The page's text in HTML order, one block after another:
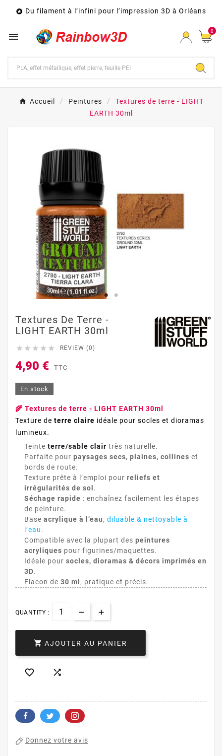
 Du filament à l’infini pour l’impression 3D à Orléans
 0
Accueil Peintures
Textures de terre - LIGHT
EARTH 30ml
Textures De Terre -
LIGHT EARTH 30ml
     REVIEW (0)
4,90 € TTC
En stock
🌾 Textures de terre - LIGHT EARTH 30ml
Texture de terre claire idéale pour socles et dioramas
lumineux.
Teinte terre/sable clair très naturelle.
Parfaite pour paysages secs, plaines, collines et
bords de route.
Texture prête à l’emploi pour reliefs et
irrégularités de sol .
Séchage rapide : enchaînez facilement les étapes
de peinture.
Base acrylique à l’eau, diluable & nettoyable à
l’eau.
Compatible avec la plupart des peintures
acryliques pour figurines/maquettes.
Idéale pour socles, dioramas & décors imprimés en
3D.
Flacon de 30 ml , pratique et précis.
QUANTITY :
 AJOUTER AU PANIER
 
Donnez votre avis